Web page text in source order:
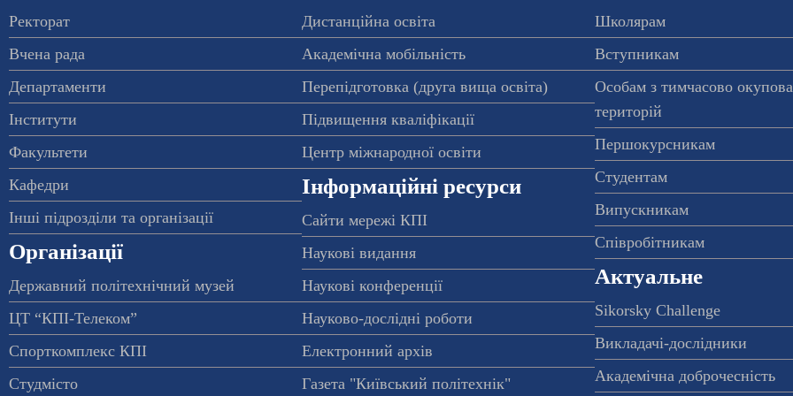
Ректорат
Вчена рада
Департаменти
Інститути
Факультети
Кафедри
Інші підрозділи та організації
Організації
Державний політехнічний музей
ЦТ “КПІ-Телеком”
Спорткомплекс КПІ
Студмісто
Дистанційна освіта
Академічна мобільність
Перепідготовка (друга вища освіта)
Підвищення кваліфікації
Центр міжнародної освіти
Інформаційні ресурси
Сайти мережі КПІ
Наукові видання
Наукові конференції
Науково-дослідні роботи
Електронний архів
Газета "Київський політехнік"
Школярам
Вступникам
Особам з тимчасово
територій
Першокурсникам
Студентам
Випускникам
Співробітникам
Актуальне
Sikorsky Challenge
Викладачі-дослідники
Академічна доброчесність